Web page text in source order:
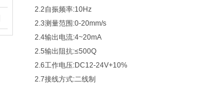
2.2自振频率:10Hz
2.3测量范围:0-20mm/s
2.4输出电流:4~20mA
2.5输出阻抗:≤500Q
2.6工作电压:DC12-24V+10%
2.7接线方式:二线制